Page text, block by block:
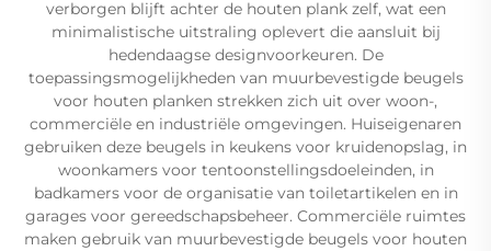
verborgen blijft achter de houten plank zelf, wat een
minimalistische uitstraling oplevert die aansluit bij
hedendaagse designvoorkeuren. De
toepassingsmogelijkheden van muurbevestigde beugels
voor houten planken strekken zich uit over woon-,
commerciële en industriële omgevingen. Huiseigenaren
gebruiken deze beugels in keukens voor kruidenopslag, in
woonkamers voor tentoonstellingsdoeleinden, in
badkamers voor de organisatie van toiletartikelen en in
garages voor gereedschapsbeheer. Commerciële ruimtes
maken gebruik van muurbevestigde beugels voor houten